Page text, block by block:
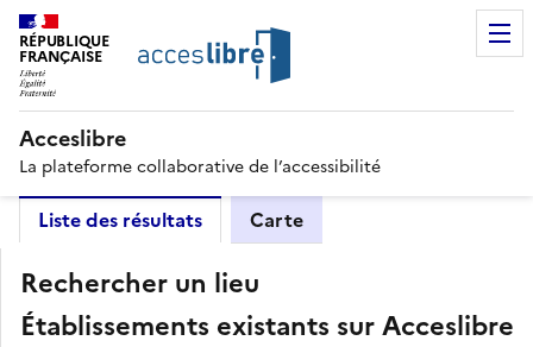
RÉPUBLIQUE
FRANÇAISE
Acceslibre
La plateforme collaborative de l’accessibilité
Liste des résultats Carte
Rechercher un lieu
Établissements existants sur Acceslibre